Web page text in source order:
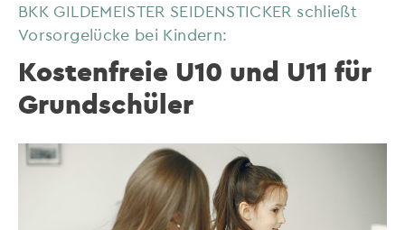
BKK GILDEMEISTER SEIDENSTICKER schließt
Vorsorgelücke bei Kindern:
Kostenfreie U10 und U11 für
Grundschüler